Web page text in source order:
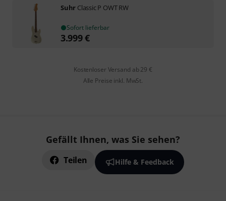
Suhr Classic P OWT RW
Sofort lieferbar
3.999€
Kostenloser Versand ab 29 €
Alle Preise inkl. MwSt.
Gefällt Ihnen, was Sie sehen?
Teilen Hilfe & Feedback